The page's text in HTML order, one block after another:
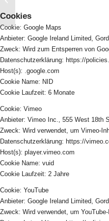
Cookies
Cookie: Google Maps
Anbieter: Google Ireland Limited,
Zweck: Wird zum Entsperren von
Datenschutzerklärung: https://
Host(s): .google.com
Cookie Name: NID
Cookie Laufzeit: 6 Monate
Cookie: Vimeo
Anbieter: Vimeo Inc., 555 West 18th
Zweck: Wird verwendet, um Vimeo-
Datenschutzerklärung: https://
Host(s): player.vimeo.com
Cookie Name: vuid
Cookie Laufzeit: 2 Jahre
Cookie: YouTube
Anbieter: Google Ireland Limited,
Zweck: Wird verwendet, um